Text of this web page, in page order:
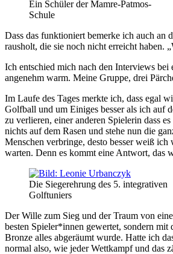
Ein Schüler der Mamre-Patmos-
Schule
Dass das funktioniert bemerke ich auch an
rausholt, die sie noch nicht erreicht haben.
Ich entschied mich nach den Interviews
angenehm warm. Meine Gruppe, drei
Im Laufe des Tages merkte ich, dass egal
Golfball und um Einiges besser als ich auf
zu verlieren, einer anderen Spielerin dass
nichts auf dem Rasen und stehe nun die
Menschen verbringe, desto besser weiß
warten. Denn es kommt eine Antwort, das
Die Siegerehrung des 5. integrativen
Golftuniers
Der Wille zum Sieg und der Traum von
besten Spieler*innen gewertet, sondern
Bronze alles abgeräumt wurde. Hatte ich
normal also, wie jeder Wettkampf und das